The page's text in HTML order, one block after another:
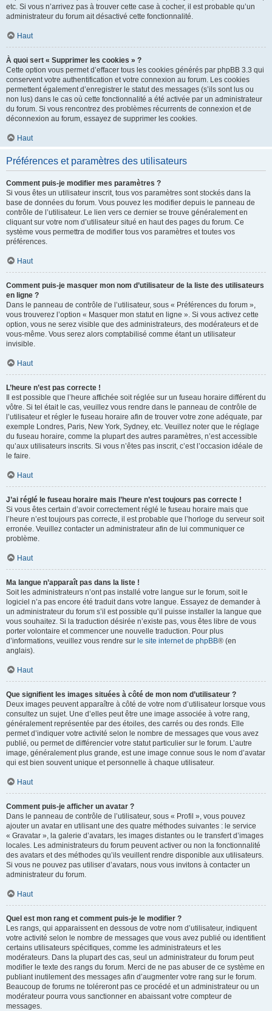
etc. Si vous n’arrivez pas à trouver cette case à cocher, il est probable qu’un
administrateur du forum ait désactivé cette fonctionnalité.
Haut
À quoi sert « Supprimer les cookies » ?
Cette option vous permet d’effacer tous les cookies générés par phpBB 3.3 qui
conservent votre authentification et votre connexion au forum. Les cookies
permettent également d’enregistrer le statut des messages (s’ils sont lus ou
non lus) dans le cas où cette fonctionnalité a été activée par un administrateur
du forum. Si vous rencontrez des problèmes récurrents de connexion et de
déconnexion au forum, essayez de supprimer les cookies.
Haut
Préférences et paramètres des utilisateurs
Comment puis-je modifier mes paramètres ?
Si vous êtes un utilisateur inscrit, tous vos paramètres sont stockés dans la
base de données du forum. Vous pouvez les modifier depuis le panneau de
contrôle de l’utilisateur. Le lien vers ce dernier se trouve généralement en
cliquant sur votre nom d’utilisateur situé en haut des pages du forum. Ce
système vous permettra de modifier tous vos paramètres et toutes vos
préférences.
Haut
Comment puis-je masquer mon nom d’utilisateur de la liste des utilisateurs
en ligne ?
Dans le panneau de contrôle de l’utilisateur, sous « Préférences du forum »,
vous trouverez l’option « Masquer mon statut en ligne ». Si vous activez cette
option, vous ne serez visible que des administrateurs, des modérateurs et de
vous-même. Vous serez alors comptabilisé comme étant un utilisateur
invisible.
Haut
L’heure n’est pas correcte !
Il est possible que l’heure affichée soit réglée sur un fuseau horaire différent du
vôtre. Si tel était le cas, veuillez vous rendre dans le panneau de contrôle de
l’utilisateur et régler le fuseau horaire afin de trouver votre zone adéquate, par
exemple Londres, Paris, New York, Sydney, etc. Veuillez noter que le réglage
du fuseau horaire, comme la plupart des autres paramètres, n’est accessible
qu’aux utilisateurs inscrits. Si vous n’êtes pas inscrit, c’est l’occasion idéale de
le faire.
Haut
J’ai réglé le fuseau horaire mais l’heure n’est toujours pas correcte !
Si vous êtes certain d’avoir correctement réglé le fuseau horaire mais que
l’heure n’est toujours pas correcte, il est probable que l’horloge du serveur soit
erronée. Veuillez contacter un administrateur afin de lui communiquer ce
problème.
Haut
Ma langue n’apparaît pas dans la liste !
Soit les administrateurs n’ont pas installé votre langue sur le forum, soit le
logiciel n’a pas encore été traduit dans votre langue. Essayez de demander à
un administrateur du forum s’il est possible qu’il puisse installer la langue que
vous souhaitez. Si la traduction désirée n’existe pas, vous êtes libre de vous
porter volontaire et commencer une nouvelle traduction. Pour plus
d’informations, veuillez vous rendre sur le site internet de phpBB® (en
anglais).
Haut
Que signifient les images situées à côté de mon nom d’utilisateur ?
Deux images peuvent apparaître à côté de votre nom d’utilisateur lorsque vous
consultez un sujet. Une d’elles peut être une image associée à votre rang,
généralement représentée par des étoiles, des carrés ou des ronds. Elle
permet d’indiquer votre activité selon le nombre de messages que vous avez
publié, ou permet de différencier votre statut particulier sur le forum. L’autre
image, généralement plus grande, est une image connue sous le nom d’avatar
qui est bien souvent unique et personnelle à chaque utilisateur.
Haut
Comment puis-je afficher un avatar ?
Dans le panneau de contrôle de l’utilisateur, sous « Profil », vous pouvez
ajouter un avatar en utilisant une des quatre méthodes suivantes : le service
« Gravatar », la galerie d’avatars, les images distantes ou le transfert d’images
locales. Les administrateurs du forum peuvent activer ou non la fonctionnalité
des avatars et des méthodes qu’ils veuillent rendre disponible aux utilisateurs.
Si vous ne pouvez pas utiliser d’avatars, nous vous invitons à contacter un
administrateur du forum.
Haut
Quel est mon rang et comment puis-je le modifier ?
Les rangs, qui apparaissent en dessous de votre nom d’utilisateur, indiquent
votre activité selon le nombre de messages que vous avez publié ou identifient
certains utilisateurs spécifiques, comme les administrateurs et les
modérateurs. Dans la plupart des cas, seul un administrateur du forum peut
modifier le texte des rangs du forum. Merci de ne pas abuser de ce système en
publiant inutilement des messages afin d’augmenter votre rang sur le forum.
Beaucoup de forums ne toléreront pas ce procédé et un administrateur ou un
modérateur pourra vous sanctionner en abaissant votre compteur de
messages.